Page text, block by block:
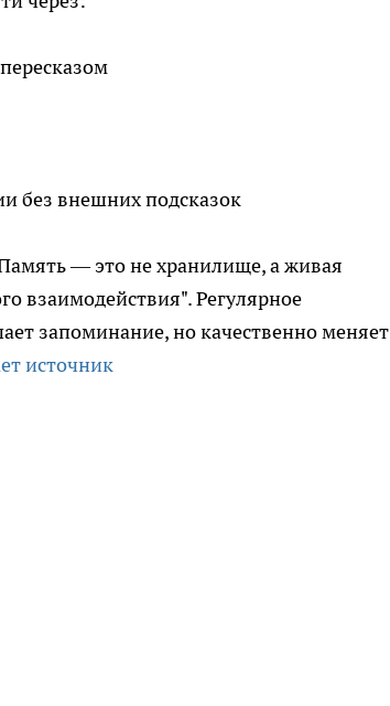
без внешних подсказок
— это не хранилище, а живая
взаимодействия". Регулярное
запоминание, но качественно меняет
источник